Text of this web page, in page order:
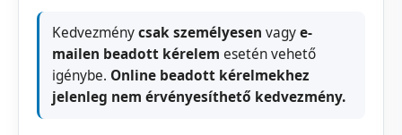
Kedvezménycsak személyesen vagye-
mailen beadott kérelem esetén vehető
igénybe. Online beadott kérelmekhez
jelenleg nem érvényesíthető kedvezmény.